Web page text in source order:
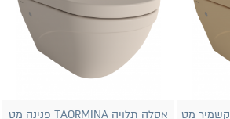
אסלה תלויה TAORMINA פנינה מט